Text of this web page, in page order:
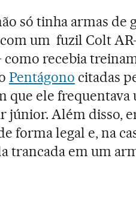
só tinha armas
um fuzil Colt
recebia
Pentágono citadas
que ele
Além disso,
forma legal e, na
trancada em um